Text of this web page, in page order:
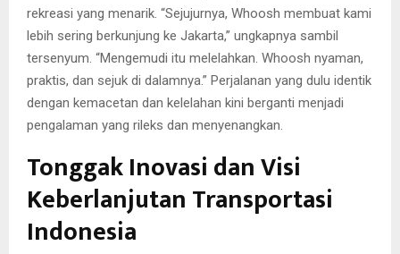
rekreasi yang menarik. “Sejujurnya, Whoosh membuat kami
lebih sering berkunjung ke Jakarta,” ungkapnya sambil
tersenyum. “Mengemudi itu melelahkan. Whoosh nyaman,
praktis, dan sejuk di dalamnya.” Perjalanan yang dulu identik
dengan kemacetan dan kelelahan kini berganti menjadi
pengalaman yang rileks dan menyenangkan.
Tonggak Inovasi dan Visi
Keberlanjutan Transportasi
Indonesia